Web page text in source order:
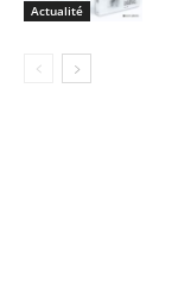
Actualité